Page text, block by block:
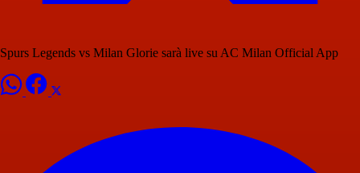
Spurs Legends vs Milan Glorie sarà live su AC Milan Official App